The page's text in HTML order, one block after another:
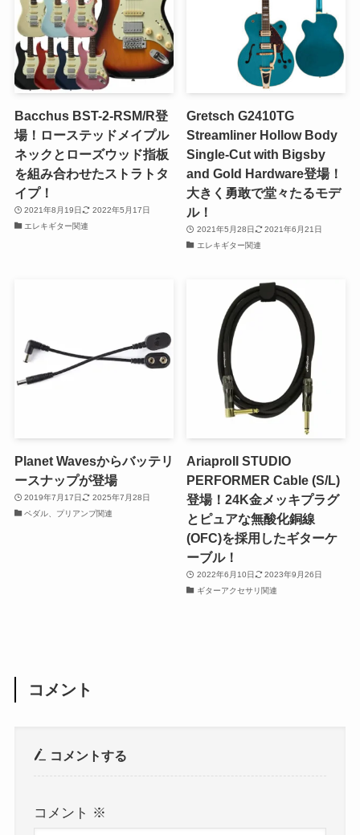
Bacchus BST-2-RSM/R登
場！ローステッドメイプル
ネックとローズウッド指板
を組み合わせたストラトタ
イプ！
2021年8月19日
2022年5月17日
エレキギター関連
Gretsch G2410TG
Streamliner Hollow Body
Single-Cut with Bigsby
and Gold Hardware登場！
大きく勇敢で堂々たるモデ
ル！
2021年5月28日
2021年6月21日
エレキギター関連
Planet Wavesからバッテリ
ースナップが登場
2019年7月17日
2025年7月28日
ペダル、プリアンプ関連
AriaproII STUDIO
PERFORMER Cable (S/L)
登場！24K金メッキプラグ
とピュアな無酸化銅線
(OFC)を採用したギターケ
ーブル！
2022年6月10日
2023年9月26日
ギターアクセサリ関連
コメント
コメントする
コメント ※